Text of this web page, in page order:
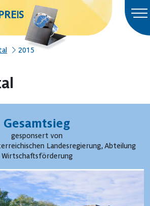
2015
Gesamtsieg
gesponsert von
Landesregierung, Abteilung
Wirtschaftsförderung